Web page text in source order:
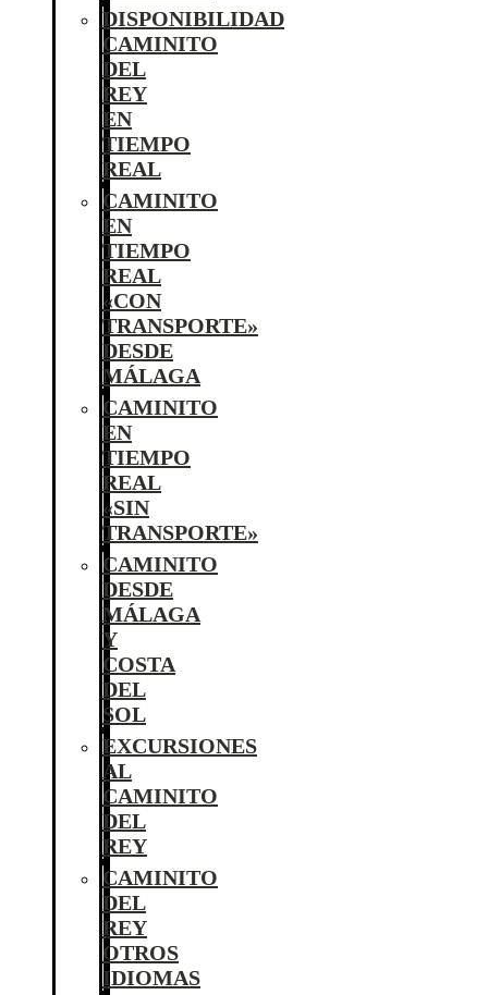
DISPONIBILIDAD
CAMINITO
DEL
REY
EN
TIEMPO
REAL
CAMINITO
EN
TIEMPO
REAL
«CON
TRANSPORTE»
DESDE
MÁLAGA
CAMINITO
EN
TIEMPO
REAL
«SIN
TRANSPORTE»
CAMINITO
DESDE
MÁLAGA
Y
COSTA
DEL
SOL
EXCURSIONES
AL
CAMINITO
DEL
REY
CAMINITO
DEL
REY
OTROS
IDIOMAS